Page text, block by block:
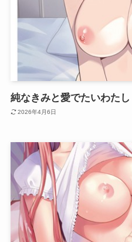
純なきみと愛でたいわたし
2026年4月6日